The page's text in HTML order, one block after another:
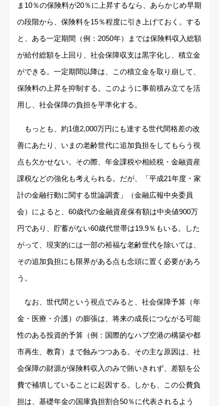
ま10％の保険料が20％に上昇するなら、あらかじめ早期
の段階から、保険料を15％程度に引き上げておく。する
と、ある一定期間（例：2050年）までは保険料収入総額
が給付総額を上回り、社会保障収支は黒字化し、積立金
ができる。一定期間以降は、この積立金を取り崩して、
保険料の上昇を抑制する。このように事前積み立てを活
用し、社会保障の負担を平準化する。
もっとも、約1億2,000万円にも達する世代間格差の改
善にあたり、いまの老齢世代に追加負担をしてもらう視
点も欠かせない。その際、年金課税や相続税・金融資産
課税などの強化も考えられる。だが、「平成21年度・家
計の金融行動に関する世論調査」（金融広報中央委員
会）によると、60歳代の金融資産保有額は中央値900万
円であり、貯蓄がない60歳代世帯は19.9％もいる。した
がって、現実的には一部の裕福な老齢世代を除いては、
その追加負担にも限界がある点も念頭に置く必要があろ
う。
なお、世代間という視点でみると、社会保障予算（年
金・医療・介護）の膨張は、将来の成長につながる可能
性のある投資的予算（例：国際的なハブ空港の構築や都
市再生、教育）まで蝕みつつある。その主な原因は、社
会保障の財源が保険料収入のみで賄いきれず、差額を公
費で補填していることに起因する。しかも、この公費負
担は、基礎年金の国庫負担割合50％に代表されるよう